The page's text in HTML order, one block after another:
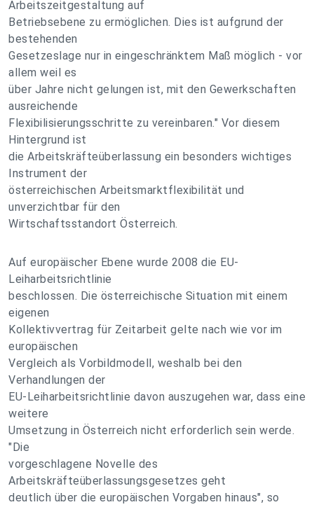
Arbeitszeitgestaltung auf
Betriebsebene zu ermöglichen. Dies ist aufgrund der
bestehenden
Gesetzeslage nur in eingeschränktem Maß möglich - vor
allem weil es
über Jahre nicht gelungen ist, mit den Gewerkschaften
ausreichende
Flexibilisierungsschritte zu vereinbaren." Vor diesem
Hintergrund ist
die Arbeitskräfteüberlassung ein besonders wichtiges
Instrument der
österreichischen Arbeitsmarktflexibilität und
unverzichtbar für den
Wirtschaftsstandort Österreich.
Auf europäischer Ebene wurde 2008 die EU-
Leiharbeitsrichtlinie
beschlossen. Die österreichische Situation mit einem
eigenen
Kollektivvertrag für Zeitarbeit gelte nach wie vor im
europäischen
Vergleich als Vorbildmodell, weshalb bei den
Verhandlungen der
EU-Leiharbeitsrichtlinie davon auszugehen war, dass eine
weitere
Umsetzung in Österreich nicht erforderlich sein werde.
"Die
vorgeschlagene Novelle des
Arbeitskräfteüberlassungsgesetzes geht
deutlich über die europäischen Vorgaben hinaus", so